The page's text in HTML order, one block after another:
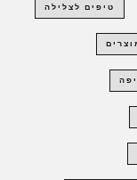
טיפים לצלילה